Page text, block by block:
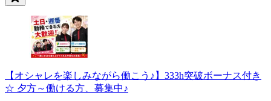
【オシャレを楽しみながら働こう♪】333h突破ボーナス付き
☆ 夕方～働ける方、募集中♪